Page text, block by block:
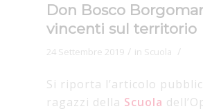
Don Bosco
vincenti sul territorio
24 Settembre 2019 / in Scuola /
Si riporta l’articolo
ragazzi della Scuola